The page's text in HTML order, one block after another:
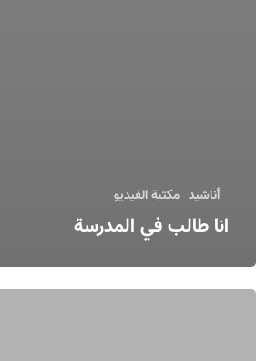
أناشيد مكتبة الفيديو
انا طالب في المدرسة